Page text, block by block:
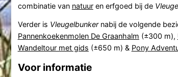
combinatie van natuuren erfgoed bij de
Verder is Vleugelbunkernabij de volgende
Pannenkoekenmolen De Graanhalm (±300 m),
Wandeltour met gids (±650 m) & Pony
Voor informatie